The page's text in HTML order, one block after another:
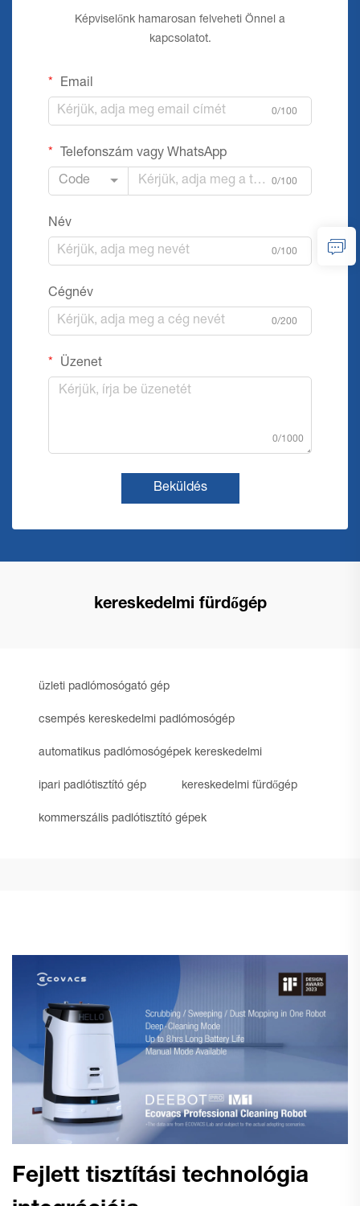
Képviselőnk hamarosan felveheti Önnel a
kapcsolatot.
Email
0/100
Telefonszám vagy WhatsApp
Code 0/100
Név
0/100
Cégnév
0/200
Üzenet
0/1000
Beküldés
kereskedelmi fürdőgép
üzleti padlómosógató gép
csempés kereskedelmi padlómosógép
automatikus padlómosógépek kereskedelmi
ipari padlótisztító gép kereskedelmi fürdőgép
kommerszális padlótisztító gépek
Fejlett tisztítási technológia